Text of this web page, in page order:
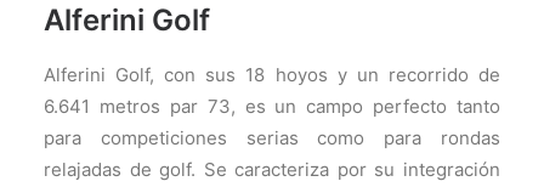
Alferini Golf
Alferini Golf, con sus 18 hoyos y un recorrido de
6.641 metros par 73, es un campo perfecto tanto
para competiciones serias como para rondas
relajadas de golf. Se caracteriza por su integración